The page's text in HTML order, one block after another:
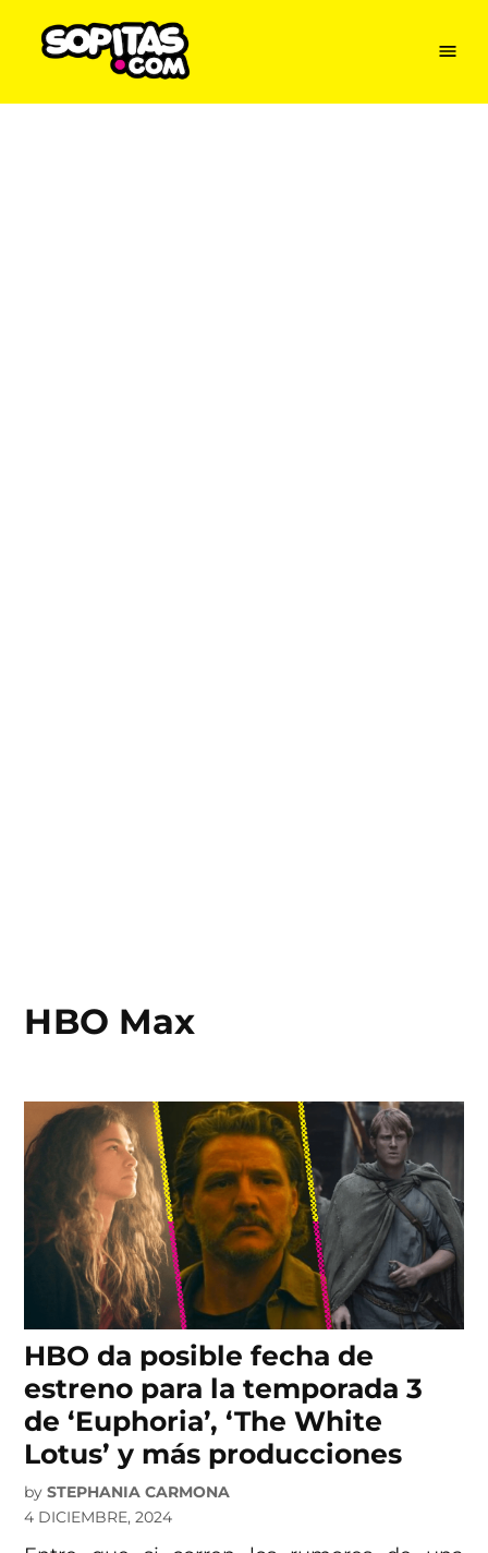
Skip
Menu
HBO Max
HBO da posible fecha de
estreno para la temporada 3
de ‘Euphoria’, ‘The White
Lotus’ y más producciones
by STEPHANIA CARMONA
4 DICIEMBRE, 2024